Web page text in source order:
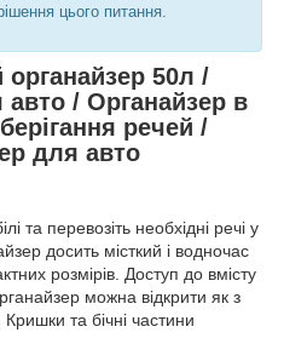
цього питання.
50л /
/ Органайзер в
речей /
для авто
та перевозіть необхідні речі у
досить місткий і водночас
розмірів. Доступ до вмісту
можна відкрити як з
Кришки та бічні частини